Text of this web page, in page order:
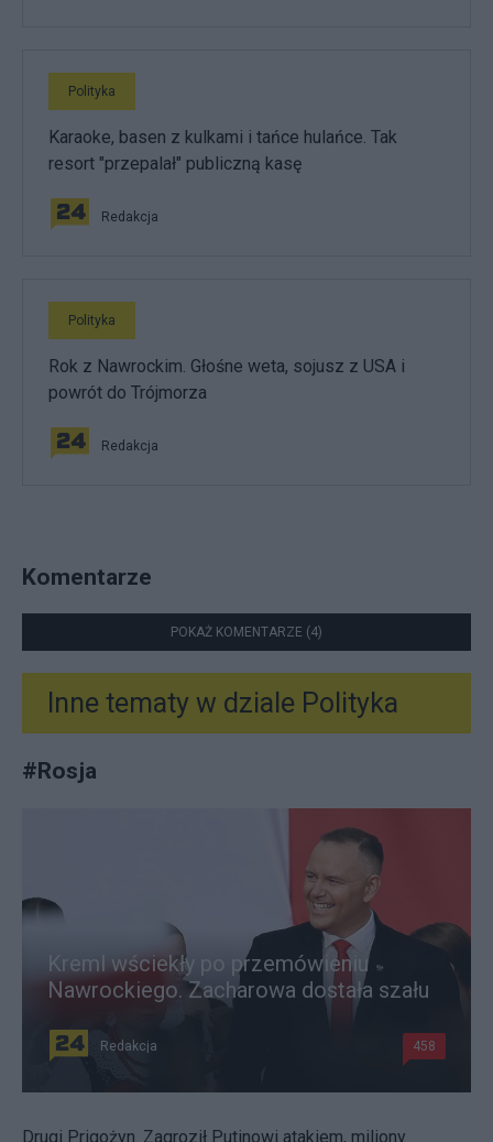
Polityka
Karaoke, basen z kulkami i tańce hulańce. Tak
resort "przepalał" publiczną kasę
Redakcja
Polityka
Rok z Nawrockim. Głośne weta, sojusz z USA i
powrót do Trójmorza
Redakcja
Komentarze
POKAŻ KOMENTARZE (4)
Inne tematy w dziale Polityka
#Rosja
Kreml wściekły po przemówieniu
Nawrockiego. Zacharowa dostała szału
Redakcja 458
Drugi Prigożyn. Zagroził Putinowi atakiem, miliony